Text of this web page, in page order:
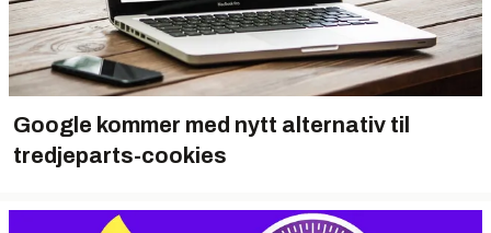
Google kommer med nytt alternativ til
tredjeparts-cookies